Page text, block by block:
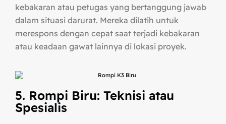
kebakaran atau petugas yang bertanggung jawab
dalam situasi darurat. Mereka dilatih untuk
merespons dengan cepat saat terjadi kebakaran
atau keadaan gawat lainnya di lokasi proyek.
5. Rompi Biru: Teknisi atau
Spesialis